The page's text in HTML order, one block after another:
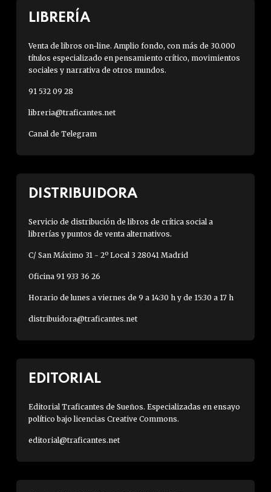
LIBRERÍA
Venta de libros on-line. Amplio fondo, con más de 30.000
títulos especializado en pensamiento crítico, movimientos
sociales y narrativa de otros mundos.
91 532 09 28
libreria@traficantes.net
Canal de Telegram
DISTRIBUIDORA
Servicio de distribución de libros de crítica social a
librerías y puntos de venta alternativos.
C/ San Máximo 31 - 2º Local 3 28041 Madrid
Oficina 91 933 36 26
Horario de lunes a viernes de 9 a 14:30 h y de 15:30 a 17 h
distribuidora@traficantes.net
EDITORIAL
Editorial Traficantes de Sueños. Especializadas en ensayo
político bajo licencias Creative Commons.
editorial@traficantes.net